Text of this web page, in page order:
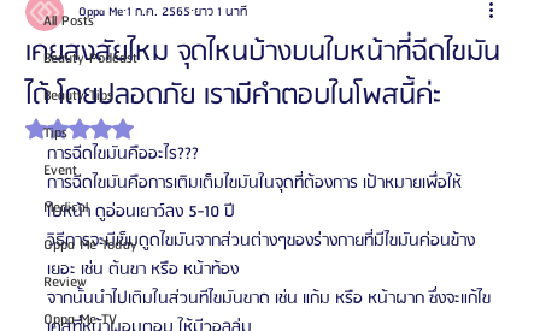
All Posts
Beauty Podcast
Beauty Tips
Tips
Event
Medical
Oppa Me Today
Review
Oppa Me TV
เคยสงสัยไหม จุดไหนบ้างบนใบหน้าที่ฉีดไขมัน
ได้ โดยปลอดภัย เรามีคำตอบในโพสนี้ค่ะ
Oppa Me1 ก.ค. 2565 ยาว 1 นาที
ได้รับ NaN เต็ม 5 ดาว
การฉีดไขมันคืออะไร???
การฉีดไขมันคือการเติมเต็มไขมันในจุดที่ต้องการ เป้าหมายเพื่อให้
ใบหน้า ดูอ่อนเยาว์ลง 5-10 ปี
วิธีการจะมีเข็มดูดไขมันจากส่วนต่างๆของร่างกายที่มีไขมันค่อนข้าง
เยอะ เช่น ต้นขา หรือ หน้าท้อง
จากนั้นนำไปเติมในส่วนทีไขมันขาด เช่น แก้ม หรือ หน้าผาก ซึ่งจะแก้ไข